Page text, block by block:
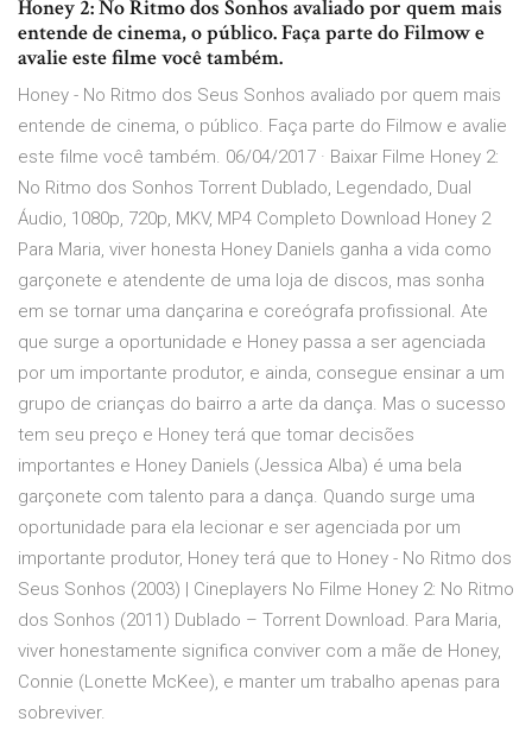
Honey 2: No Ritmo dos Sonhos avaliado por quem mais
entende de cinema, o público. Faça parte do Filmow e
avalie este filme você também.
Honey - No Ritmo dos Seus Sonhos avaliado por quem mais
entende de cinema, o público. Faça parte do Filmow e avalie
este filme você também. 06/04/2017 · Baixar Filme Honey 2:
No Ritmo dos Sonhos Torrent Dublado, Legendado, Dual
Áudio, 1080p, 720p, MKV, MP4 Completo Download Honey 2
Para Maria, viver honesta Honey Daniels ganha a vida como
garçonete e atendente de uma loja de discos, mas sonha
em se tornar uma dançarina e coreógrafa profissional. Ate
que surge a oportunidade e Honey passa a ser agenciada
por um importante produtor, e ainda, consegue ensinar a um
grupo de crianças do bairro a arte da dança. Mas o sucesso
tem seu preço e Honey terá que tomar decisões
importantes e Honey Daniels (Jessica Alba) é uma bela
garçonete com talento para a dança. Quando surge uma
oportunidade para ela lecionar e ser agenciada por um
importante produtor, Honey terá que to Honey - No Ritmo dos
Seus Sonhos (2003) | Cineplayers No Filme Honey 2: No Ritmo
dos Sonhos (2011) Dublado – Torrent Download. Para Maria,
viver honestamente significa conviver com a mãe de Honey,
Connie (Lonette McKee), e manter um trabalho apenas para
sobreviver.